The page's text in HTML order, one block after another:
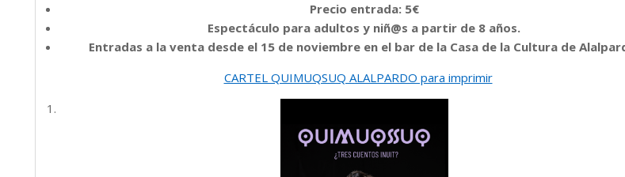
Precio entrada: 5€
Espectáculo para adultos y niñ@s a partir de 8 años.
Entradas a la venta desde el 15 de noviembre en el bar de la Casa de la Cultura de
CARTEL QUIMUQSUQ ALALPARDO para imprimir